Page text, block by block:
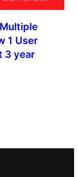
1 User
3 year